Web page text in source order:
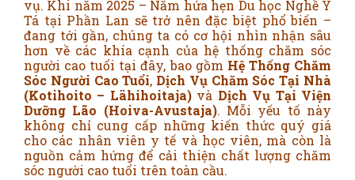
vụ. Khi năm 2025 – Năm hứa hẹn Du học Nghề Y
Tá tại Phần Lan sẽ trở nên đặc biệt phổ biến –
đang tới gần, chúng ta có cơ hội nhìn nhận sâu
hơn về các khía cạnh của hệ thống chăm sóc
người cao tuổi tại đây, bao gồm Hệ Thống Chăm
Sóc Người Cao Tuổi, Dịch Vụ Chăm Sóc Tại Nhà
(Kotihoito – Lähihoitaja)và Dịch Vụ Tại Viện
Dưỡng Lão (Hoiva-Avustaja). Mỗi yếu tố này
không chỉ cung cấp những kiến thức quý giá
cho các nhân viên y tế và học viên, mà còn là
nguồn cảm hứng để cải thiện chất lượng chăm
sóc người cao tuổi trên toàn cầu.